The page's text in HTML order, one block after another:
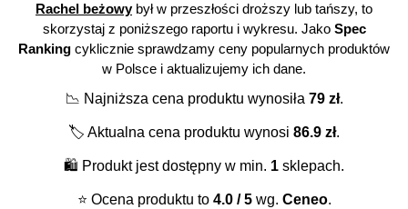
Rachel beżowybył w przeszłości droższy lub tańszy, to
skorzystaj z poniższego raportu i wykresu. Jako Spec
Ranking cyklicznie sprawdzamy ceny popularnych produktów
w Polsce i aktualizujemy ich dane.
📉 Najniższa cena produktu wynosiła 79zł.
🏷️ Aktualna cena produktu wynosi 86.9 zł.
🛍️ Produkt jest dostępny w min. 1 sklepach.
⭐️ Ocena produktu to 4.0/ 5wg. Ceneo.